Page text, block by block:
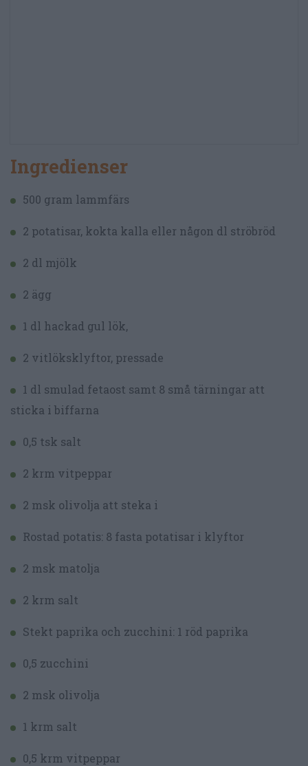
Ingredienser
500 gram lammfärs
2 potatisar, kokta kalla eller någon dl ströbröd
2 dl mjölk
2 ägg
1 dl hackad gul lök,
2 vitlöksklyftor, pressade
1 dl smulad fetaost samt 8 små tärningar att
sticka i biffarna
0,5 tsk salt
2 krm vitpeppar
2 msk olivolja att steka i
Rostad potatis: 8 fasta potatisar i klyftor
2 msk matolja
2 krm salt
Stekt paprika och zucchini: 1 röd paprika
0,5 zucchini
2 msk olivolja
1 krm salt
0,5 krm vitpeppar